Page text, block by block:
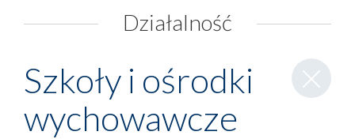
Działalność
Zamknij
wpis
Szkoły i ośrodki
wychowawcze